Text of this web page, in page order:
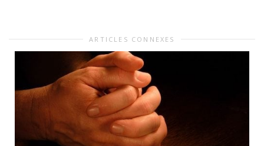
ARTICLES CONNEXES